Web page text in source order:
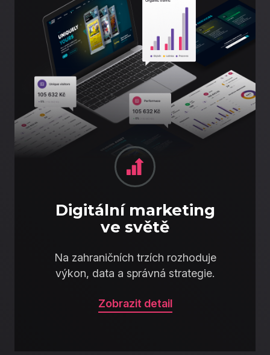
Digitální marketing
ve světě
Na zahraničních trzích rozhoduje
výkon, data a správná strategie.
Zobrazit detail